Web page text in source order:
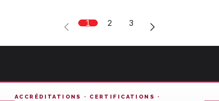
1 2 3
ACCRÉDITATIONS · CERTIFICATIONS ·